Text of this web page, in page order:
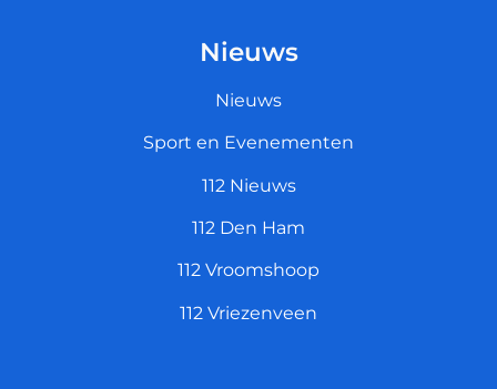
Nieuws
Nieuws
Sport en Evenementen
112 Nieuws
112 Den Ham
112 Vroomshoop
112 Vriezenveen